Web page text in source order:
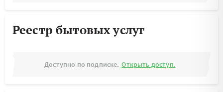
Реестр бытовых услуг
Доступно по подписке. Открыть доступ.